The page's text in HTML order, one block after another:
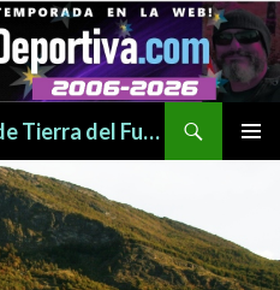
LaBestiaDeportiva.com, de Tierra del Fuego para todo el mundo